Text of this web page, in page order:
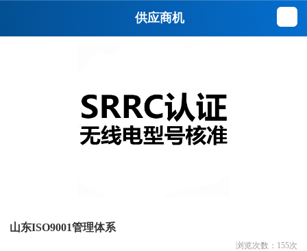
供应商机
山东ISO9001管理体系
浏览次数： 155次